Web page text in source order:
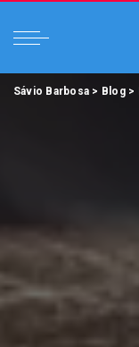
Sávio Barbosa > Blog>